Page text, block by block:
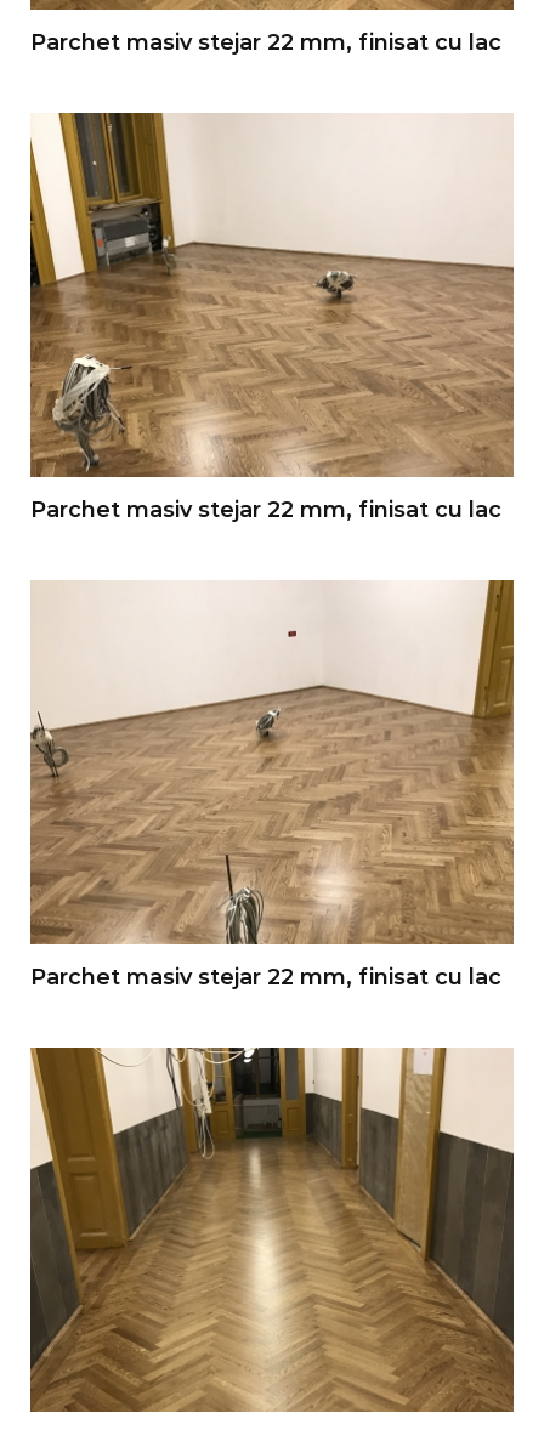
Parchet masiv stejar 22 mm, finisat cu lac
Parchet masiv stejar 22 mm, finisat cu lac
Parchet masiv stejar 22 mm, finisat cu lac